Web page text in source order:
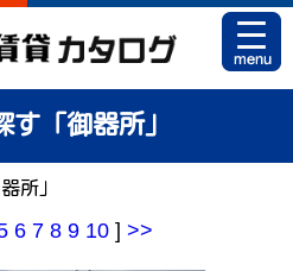
す「御器所」
所」
6 7 8 9 10] >>